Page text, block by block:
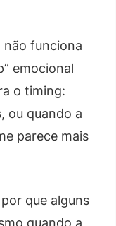
não funciona
emocional
o timing:
ou quando a
parece mais
que alguns
quando a